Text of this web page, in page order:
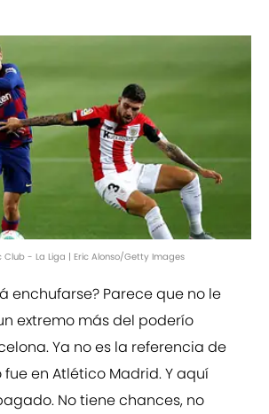
Club - La Liga | Eric Alonso/Getty Images
enchufarse? Parece que no le
extremo más del poderío
Ya no es la referencia de
en Atlético Madrid. Y aquí
No tiene chances, no